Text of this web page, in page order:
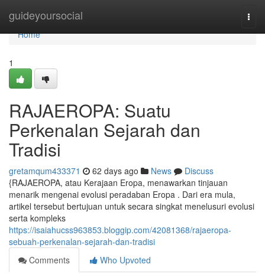
guideyoursocial
Home
Home
1
RAJAEROPA: Suatu
Perkenalan Sejarah dan
Tradisi
gretamqum433371 62 days ago News
Discuss
{RAJAEROPA, atau Kerajaan Eropa, menawarkan tinjauan
menarik mengenai evolusi peradaban Eropa . Dari era mula,
artikel tersebut bertujuan untuk secara singkat menelusuri evolusi
serta kompleks
https://isaiahucss963853.bloggip.com/42081368/rajaeropa-
sebuah-perkenalan-sejarah-dan-tradisi
Comments
Who Upvoted